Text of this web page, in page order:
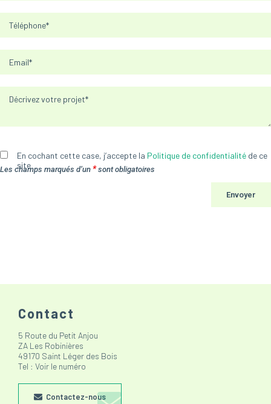
Les champs marqués d’un *sont obligatoires
En cochant cette case, j’accepte la Politique de confidentialité de ce
site
Contact
5 Route du Petit Anjou
ZA Les Robinières
49170 Saint Léger des Bois
Tel : Voir le numéro
Contactez-nous